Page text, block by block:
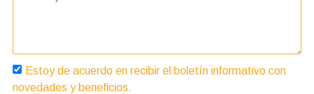
Estoy de acuerdo en recibir el boletín informativo con
novedades y beneficios.